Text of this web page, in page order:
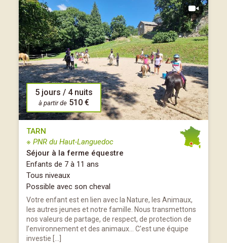
5 jours / 4 nuits
à partir de 510 €
TARN
※ PNR du Haut-Languedoc
Séjour à la ferme équestre
Enfants de 7 à 11 ans
Tous niveaux
Possible avec son cheval
Votre enfant est en lien avec la Nature, les Animaux,
les autres jeunes et notre famille. Nous transmettons
nos valeurs de partage, de respect, de protection de
l’environnement et des animaux… C'est une équipe
investie […]